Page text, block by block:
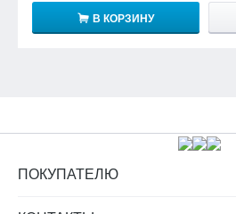
В КОРЗИНУ
ПОКУПАТЕЛЮ